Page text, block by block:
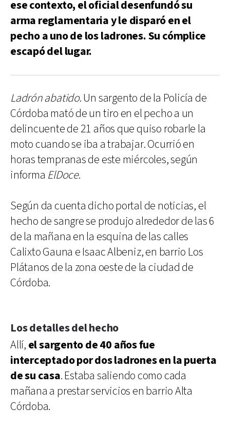
ese contexto, el oficial desenfundó su
arma reglamentaria y le disparó en el
pecho a uno de los ladrones. Su cómplice
escapó del lugar.
Ladrón abatido. Un sargento de la Policía de
Córdoba mató de un tiro en el pecho a un
delincuente de 21 años que quiso robarle la
moto cuando se iba a trabajar. Ocurrió en
horas tempranas de este miércoles, según
informa ElDoce.
Según da cuenta dicho portal de noticias, el
hecho de sangre se produjo alrededor de las 6
de la mañana en la esquina de las calles
Calixto Gauna e Isaac Albeniz, en barrio Los
Plátanos de la zona oeste de la ciudad de
Córdoba.
Los detalles del hecho
Allí, el sargento de 40 años fue
interceptado por dos ladrones en la puerta
de su casa. Estaba saliendo como cada
mañana a prestar servicios en barrio Alta
Córdoba.